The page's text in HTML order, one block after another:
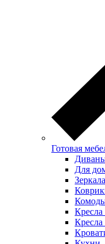
Готовая
Для
Зеркала